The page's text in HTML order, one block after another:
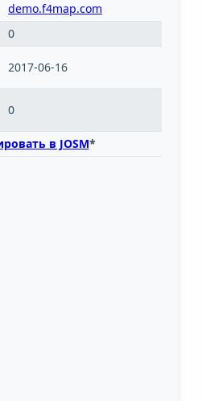
demo.f4map.com
0
2017-06-16
0
в JOSM*